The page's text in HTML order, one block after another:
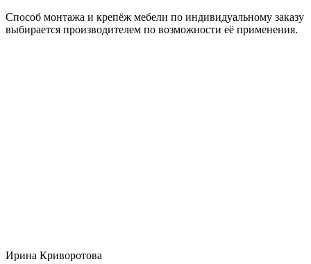
Способ монтажа и крепёж мебели по индивидуальному заказу
выбирается производителем по возможности её применения.
Ирина Криворотова